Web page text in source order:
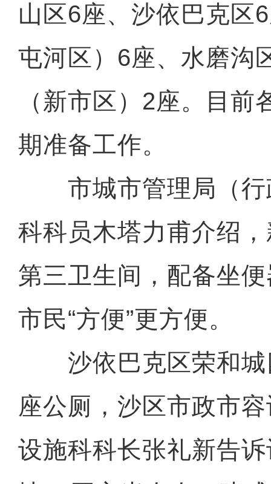
山区6座、沙依巴克区
屯河区）6座、水磨沟
（新市区）2座。目前
期准备工作。
市城市管理局（行
科科员木塔力甫介绍
第三卫生间，配备坐
市民“方便”更方便。
沙依巴克区荣和城
座公厕，沙区市政市
设施科科长张礼新告